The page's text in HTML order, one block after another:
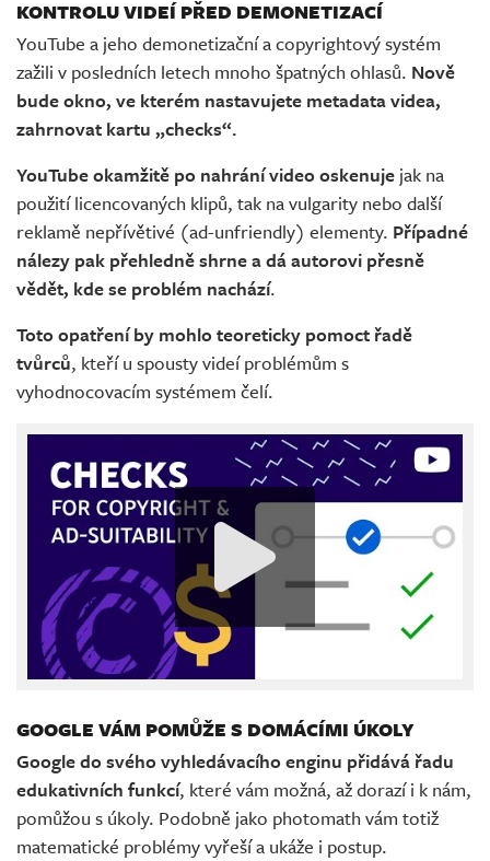
KONTROLU VIDEÍ PŘED DEMONETIZACÍ
YouTube a jeho demonetizační a copyrightový systém
zažili v posledních letech mnoho špatných ohlasů. Nově
bude okno, ve kterém nastavujete metadata videa,
zahrnovat kartu „checks“.
YouTube okamžitě po nahrání video oskenuje jak na
použití licencovaných klipů, tak na vulgarity nebo další
reklamě nepřívětivé (ad-unfriendly) elementy. Případné
nálezy pak přehledně shrne a dá autorovi přesně
vědět, kde se problém nachází.
Toto opatření by mohlo teoreticky pomoct řadě
tvůrců, kteří u spousty videí problémům s
vyhodnocovacím systémem čelí.
GOOGLE VÁM POMŮŽE S DOMÁCÍMI ÚKOLY
Google do svého vyhledávacího enginu přidává řadu
edukativních funkcí, které vám možná, až dorazí i k nám,
pomůžou s úkoly. Podobně jako photomath vám totiž
matematické problémy vyřeší a ukáže i postup.